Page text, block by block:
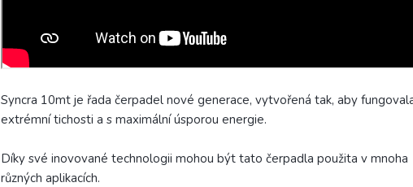
Syncra 10mt je řada čerpadel nové generace, vytvořená tak, aby
extrémní tichosti a s maximální úsporou energie.
Díky své inovované technologii mohou být tato čerpadla použita v mnoha
různých aplikacích.